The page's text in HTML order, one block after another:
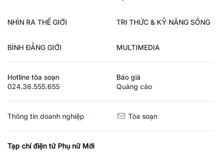
NHÌN RA THẾ GIỚI TRI THỨC & KỸ NĂNG SỐNG
BÌNH ĐẲNG GIỚI MULTIMEDIA
Hotline tòa soạn
024.36.555.655
Báo giá
Quảng cáo
Thông tin doanh nghiệp Tòa soạn
Tạp chí điện tử Phụ nữ Mới